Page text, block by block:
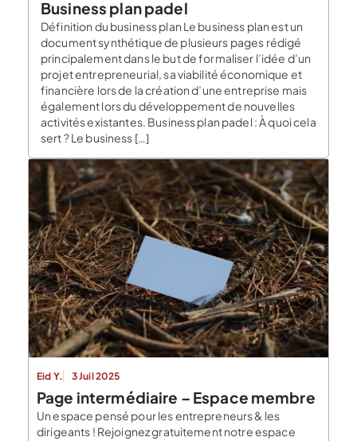
Business plan padel
Définition du business plan Le business plan est un
document synthétique de plusieurs pages rédigé
principalement dans le but de formaliser l’idée d’un
projet entrepreneurial, sa viabilité économique et
financière lors de la création d’une entreprise mais
également lors du développement de nouvelles
activités existantes. Business plan padel : À quoi cela
sert ? Le business […]
Eid Y. 3 Juil 2025
Page intermédiaire – Espace membre
Un espace pensé pour les entrepreneurs & les
dirigeants ! Rejoignez gratuitement notre espace